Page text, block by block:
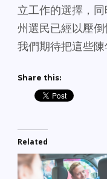
立工作的選擇，
州選民已經以壓
我們期待把這些陳
Share this:
Related